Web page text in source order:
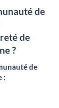
de
de
?
de
: